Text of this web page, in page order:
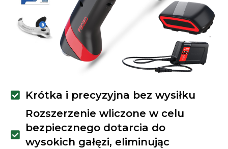
Krótka i precyzyjna bez wysiłku
Rozszerzenie wliczone w celu
bezpiecznego dotarcia do
wysokich gałęzi, eliminując